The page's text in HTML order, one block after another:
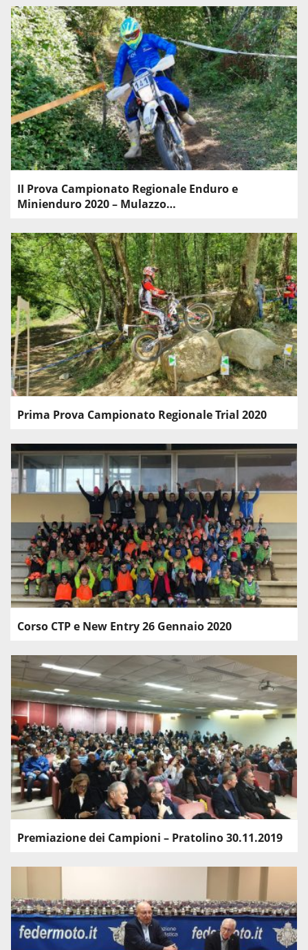
II Prova Campionato Regionale Enduro e
Minienduro 2020 – Mulazzo…
Prima Prova Campionato Regionale Trial 2020
Corso CTP e New Entry 26 Gennaio 2020
Premiazione dei Campioni – Pratolino 30.11.2019